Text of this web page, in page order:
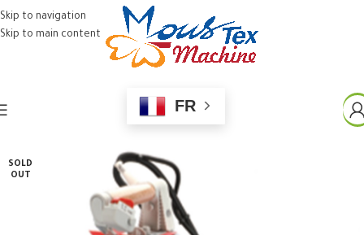
Skip to navigation
Skip to main content
FR
SOLD
OUT